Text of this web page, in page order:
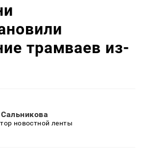
трамваев из-
новостной ленты